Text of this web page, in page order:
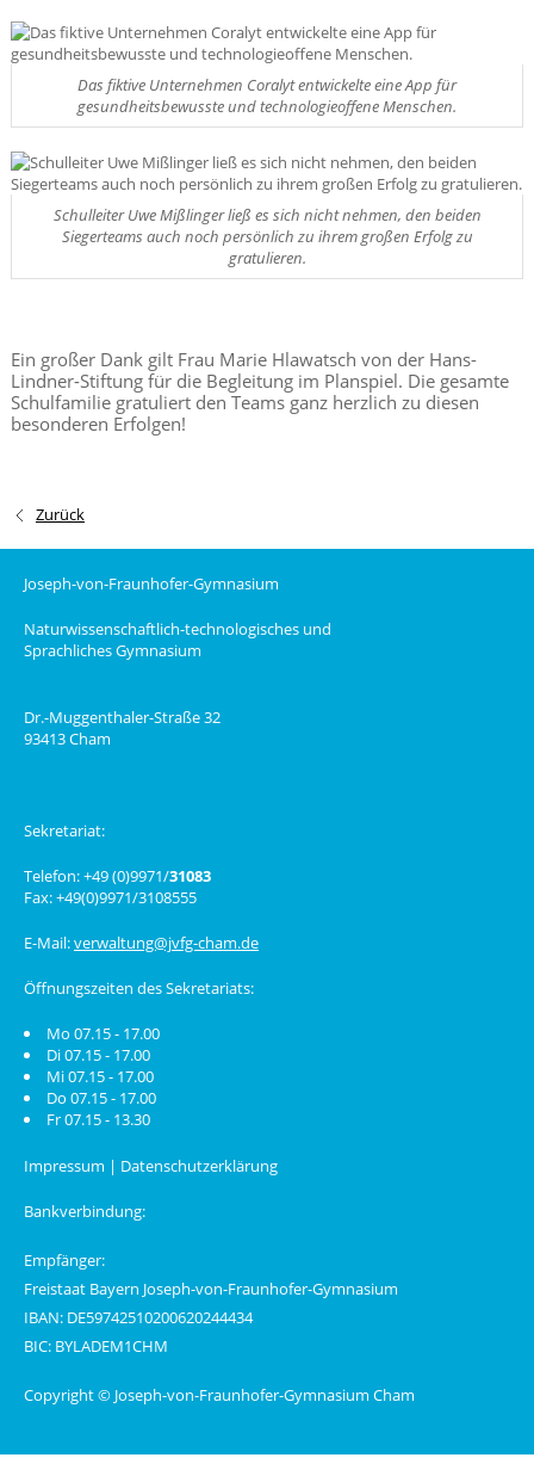
Das fiktive Unternehmen Coralyt entwickelte eine App für
gesundheitsbewusste und technologieoffene Menschen.
Schulleiter Uwe Mißlinger ließ es sich nicht nehmen, den beiden
Siegerteams auch noch persönlich zu ihrem großen Erfolg zu
gratulieren.
Ein großer Dank gilt Frau Marie Hlawatsch von der Hans-
Lindner-Stiftung für die Begleitung im Planspiel. Die gesamte
Schulfamilie gratuliert den Teams ganz herzlich zu diesen
besonderen Erfolgen!
Zurück
Joseph-von-Fraunhofer-Gymnasium
Naturwissenschaftlich-technologisches und
Sprachliches Gymnasium
Dr.-Muggenthaler-Straße 32
93413 Cham
Sekretariat:
Telefon: +49 (0)9971/31083
Fax: +49(0)9971/3108555
E-Mail:verwaltung@jvfg-cham.de
Öffnungszeiten des Sekretariats:
Mo 07.15 - 17.00
Di 07.15 - 17.00
Mi 07.15 - 17.00
Do 07.15 - 17.00
Fr 07.15 - 13.30
Impressum | Datenschutzerklärung
Bankverbindung:
Empfänger:
Freistaat Bayern Joseph-von-Fraunhofer-Gymnasium
IBAN: DE59742510200620244434
BIC: BYLADEM1CHM
Copyright © Joseph-von-Fraunhofer-Gymnasium Cham